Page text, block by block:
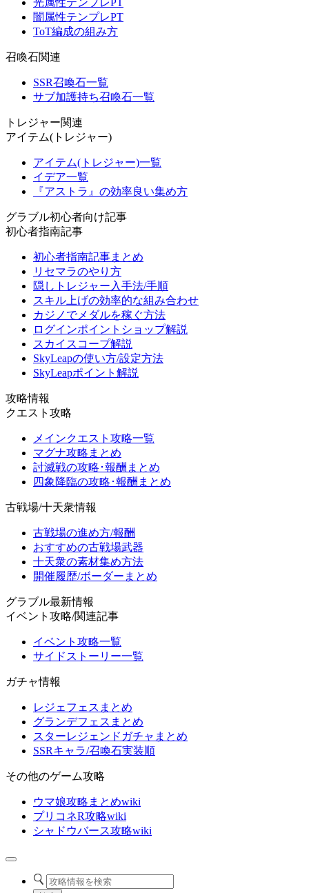
光属性テンプレPT
闇属性テンプレPT
ToT編成の組み方
召喚石関連
SSR召喚石一覧
サブ加護持ち召喚石一覧
トレジャー関連
アイテム(トレジャー)
アイテム(トレジャー)一覧
イデア一覧
『アストラ』の効率良い集め方
グラブル初心者向け記事
初心者指南記事
初心者指南記事まとめ
リセマラのやり方
隠しトレジャー入手法/手順
スキル上げの効率的な組み合わせ
カジノでメダルを稼ぐ方法
ログインポイントショップ解説
スカイスコープ解説
SkyLeapの使い方/設定方法
SkyLeapポイント解説
攻略情報
クエスト攻略
メインクエスト攻略一覧
マグナ攻略まとめ
討滅戦の攻略･報酬まとめ
四象降臨の攻略･報酬まとめ
古戦場/十天衆情報
古戦場の進め方/報酬
おすすめの古戦場武器
十天衆の素材集め方法
開催履歴/ボーダーまとめ
グラブル最新情報
イベント攻略/関連記事
イベント攻略一覧
サイドストーリー一覧
ガチャ情報
レジェフェスまとめ
グランデフェスまとめ
スターレジェンドガチャまとめ
SSRキャラ/召喚石実装順
その他のゲーム攻略
ウマ娘攻略まとめwiki
プリコネR攻略wiki
シャドウバース攻略wiki